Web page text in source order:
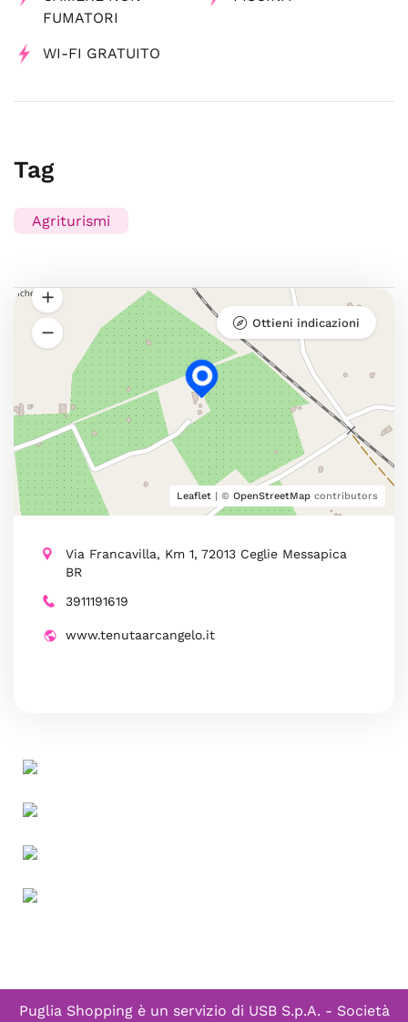
FUMATORI
WI-FI GRATUITO
Tag
Agriturismi
Leaflet | © OpenStreetMap contributors
Ottieni indicazioni
Via Francavilla, Km 1, 72013 Ceglie Messapica
BR
3911191619
www.tenutaarcangelo.it
Puglia Shopping è un servizio di USB S.p.A. - Società